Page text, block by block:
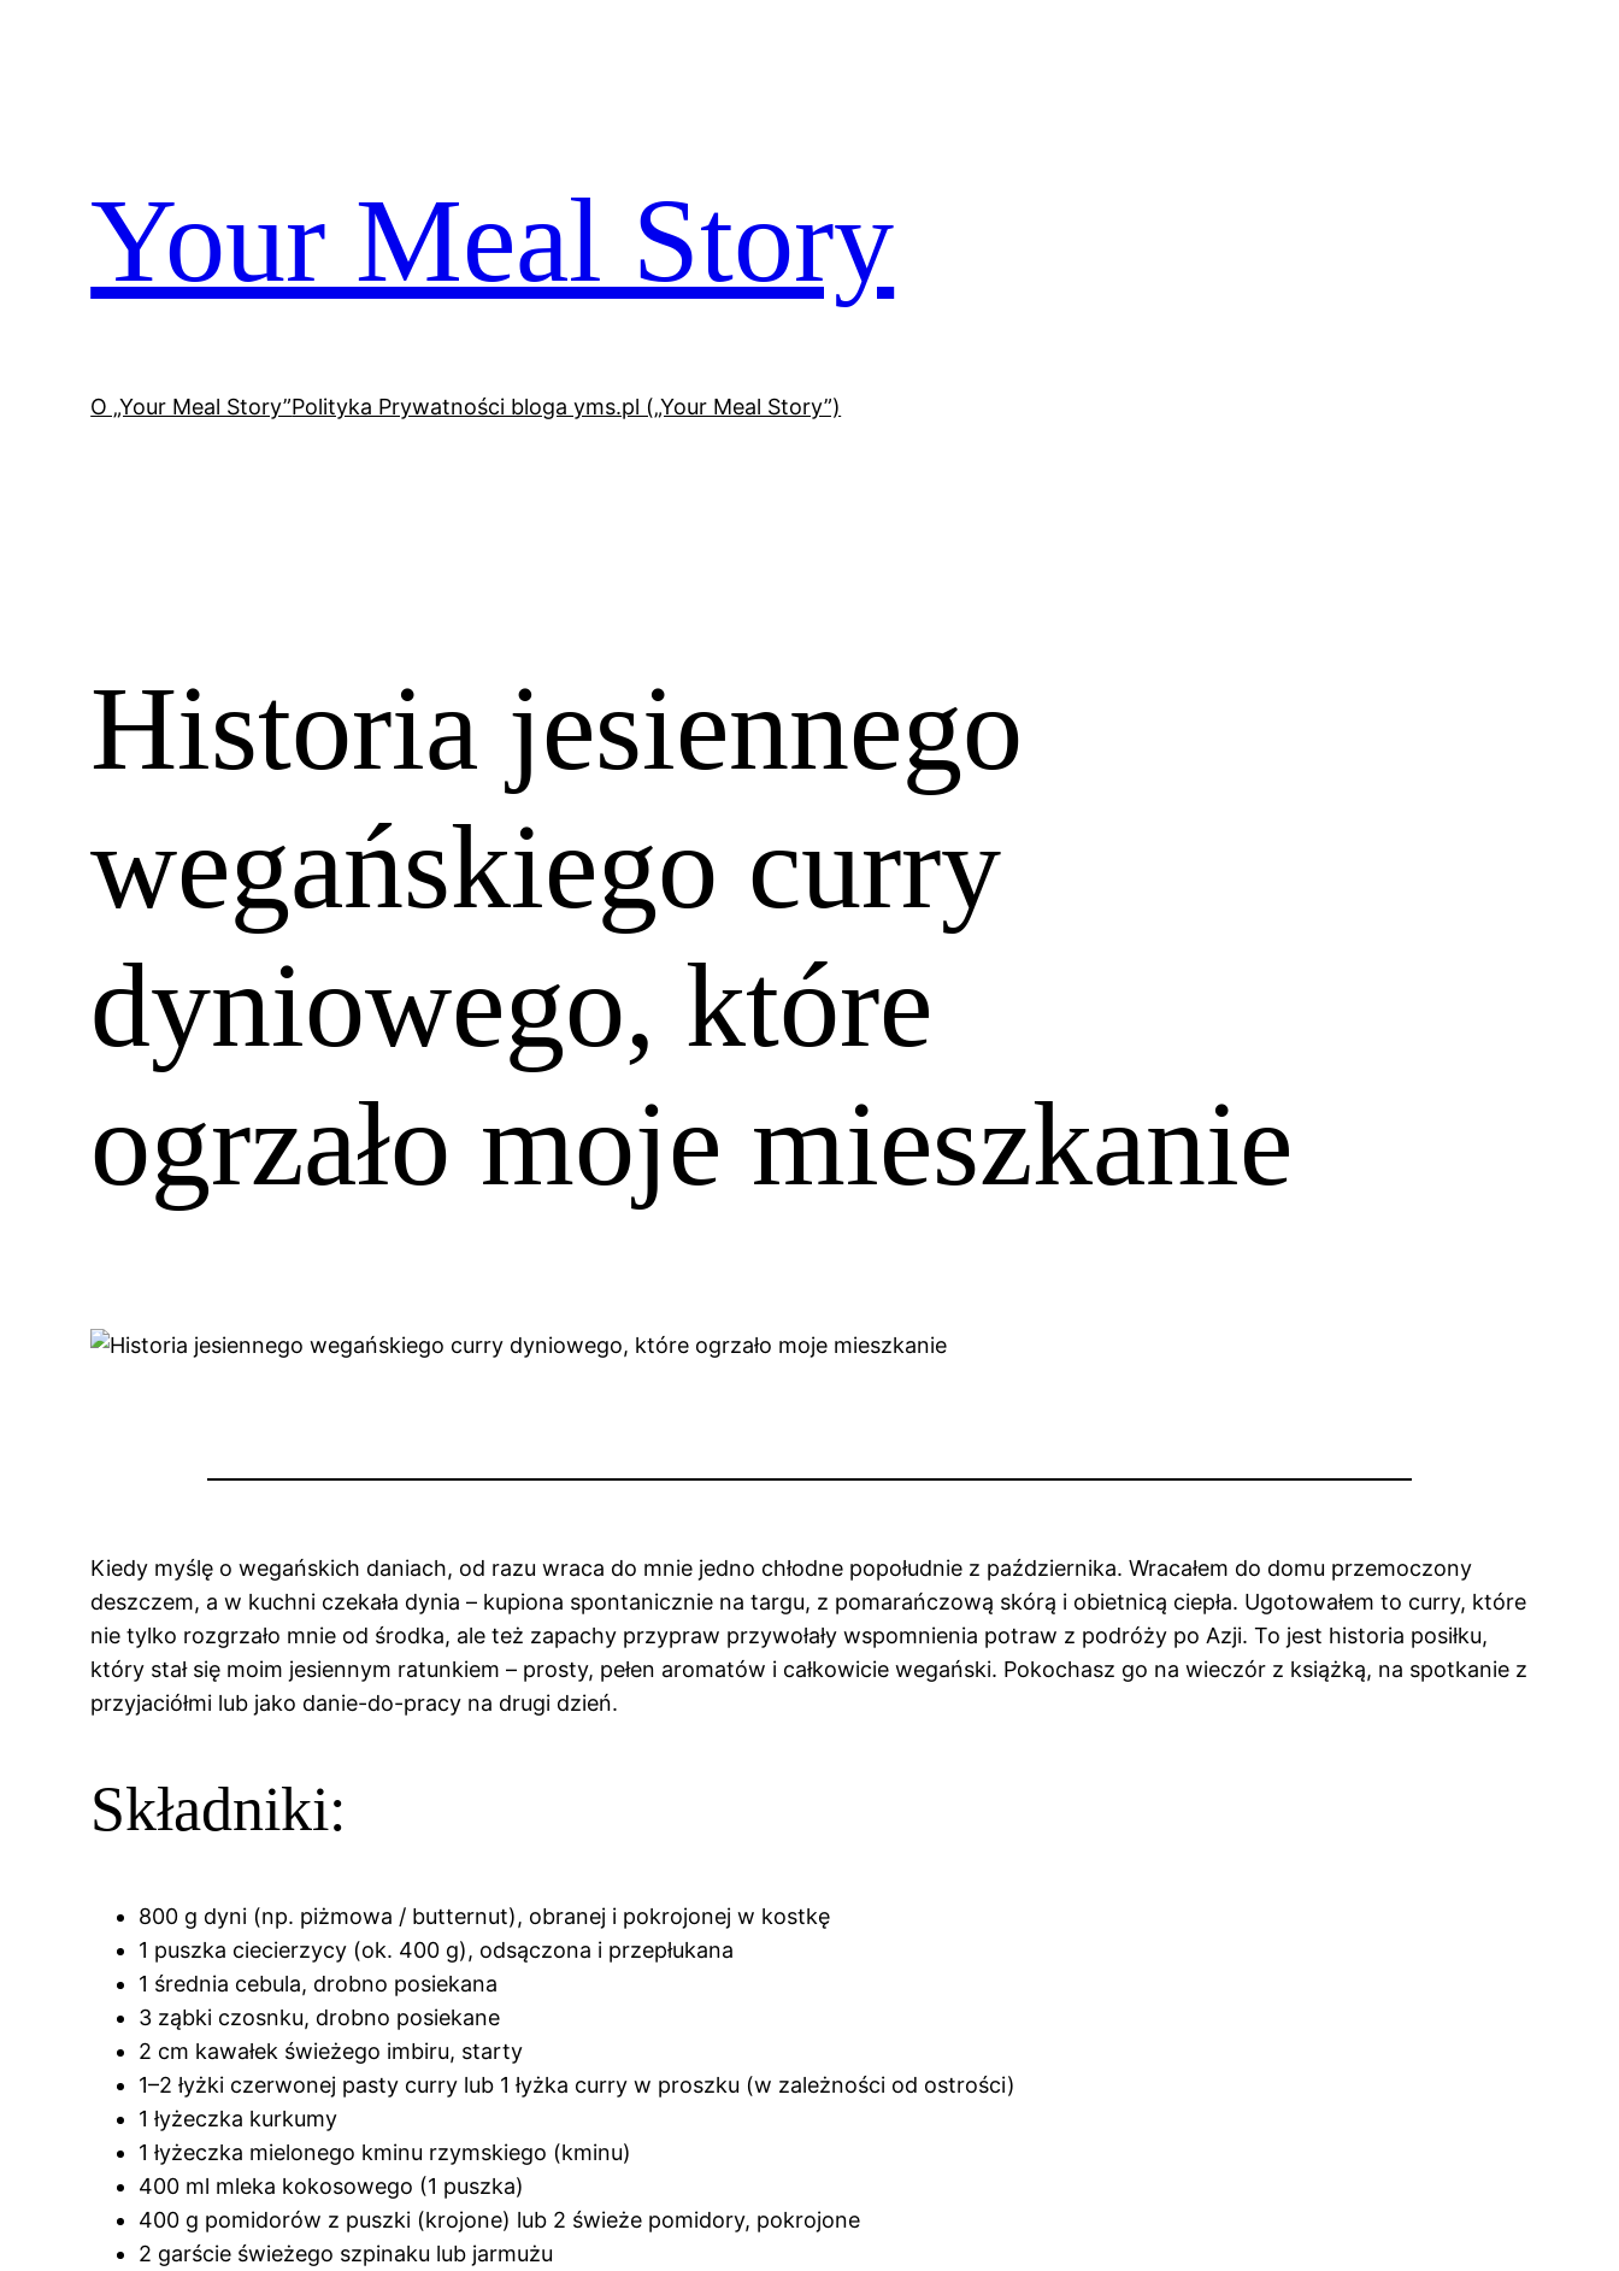
Your Meal Story
O „Your Meal Story”Polityka Prywatności bloga yms.pl („Your Meal Story”)
Historia jesiennego
wegańskiego curry
dyniowego, które
ogrzało moje mieszkanie
Kiedy myślę o wegańskich daniach, od razu wraca do mnie jedno chłodne popołudnie z października. Wracałem do domu przemoczony
deszczem, a w kuchni czekała dynia – kupiona spontanicznie na targu, z pomarańczową skórą i obietnicą ciepła. Ugotowałem to curry, które
nie tylko rozgrzało mnie od środka, ale też zapachy przypraw przywołały wspomnienia potraw z podróży po Azji. To jest historia posiłku,
który stał się moim jesiennym ratunkiem – prosty, pełen aromatów i całkowicie wegański. Pokochasz go na wieczór z książką, na spotkanie z
przyjaciółmi lub jako danie-do-pracy na drugi dzień.
Składniki:
800 g dyni (np. piżmowa / butternut), obranej i pokrojonej w kostkę
1 puszka ciecierzycy (ok. 400 g), odsączona i przepłukana
1 średnia cebula, drobno posiekana
3 ząbki czosnku, drobno posiekane
2 cm kawałek świeżego imbiru, starty
1–2 łyżki czerwonej pasty curry lub 1 łyżka curry w proszku (w zależności od ostrości)
1 łyżeczka kurkumy
1 łyżeczka mielonego kminu rzymskiego (kminu)
400 ml mleka kokosowego (1 puszka)
400 g pomidorów z puszki (krojone) lub 2 świeże pomidory, pokrojone
2 garście świeżego szpinaku lub jarmużu